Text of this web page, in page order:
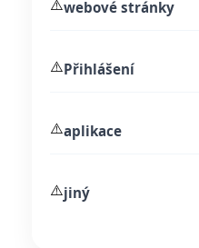
⚠️webové stránky
⚠️Přihlášení
⚠️aplikace
⚠️jiný